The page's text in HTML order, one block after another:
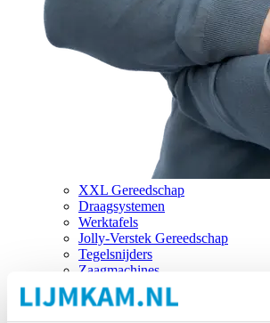
XXL Gereedschap
Draagsystemen
Werktafels
Jolly-Verstek Gereedschap
Tegelsnijders
Zaagmachines
Merken